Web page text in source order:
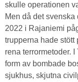
skulle operationen
Men då det svenska
2022 i Rajaniemi
trupperna hade stött
rena terrormetoder.
form av bombade
sjukhus, skjutna